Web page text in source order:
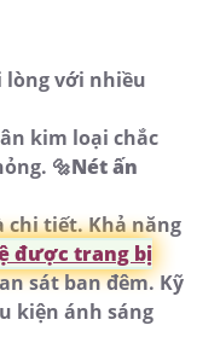
lòng với nhiều
kim loại chắc
🔩Nét ấn
chi tiết. Khả năng
được trang bị
sát ban đêm. Kỹ
kiện ánh sáng